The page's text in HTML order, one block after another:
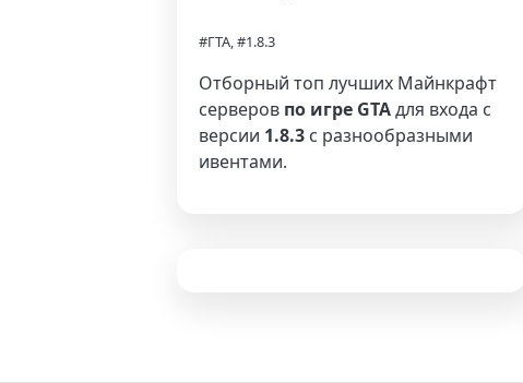
#ГТА, #1.8.3
Отборный топ лучших Майнкрафт
серверов по игре GTAдля входа с
версии 1.8.3 с разнообразными
ивентами.